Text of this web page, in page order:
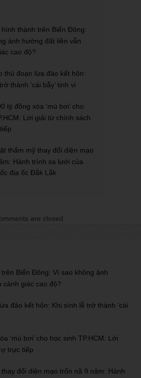
hình thành trên Biển Đông:
ảnh hưởng đất liền vẫn
cao độ?
thủ đoạn lừa đảo kết hôn:
thành ‘cái bẫy’ tinh vi
tỷ đồng xóa ‘mù bơi’ cho
Lời giải từ chính sách
thẩm mỹ thay đổi diện mạo
Hành trình sa lưới của
địa ốc Đắk Lắk
are closed.
Biển Đông: Vì sao không ảnh
cảnh giác cao độ?
đảo kết hôn: Khi sính lễ trở thành ‘cái
‘mù bơi’ cho học sinh TP.HCM: Lời
trực tiếp
đổi diện mạo trốn nã 9 năm: Hành